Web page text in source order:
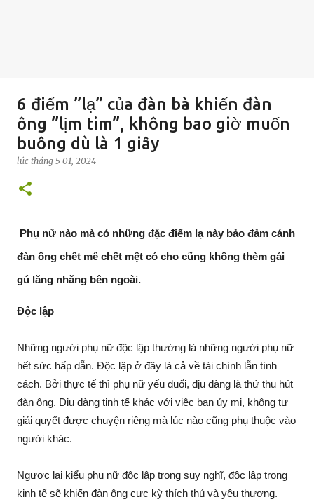
6 điểm ”lạ” của đàn bà khiến đàn
ông ”lịm tim”, không bao giờ muốn
buông dù là 1 giây
lúc tháng 5 01, 2024
Phụ nữ nào mà có những đặc điểm lạ này bảo đảm cánh
đàn ông chết mê chết mệt có cho cũng không thèm gái
gú lăng nhăng bên ngoài.
Độc lập
Những người phụ nữ độc lập thường là những người phụ nữ
hết sức hấp dẫn. Độc lập ở đây là cả về tài chính lẫn tính
cách. Bởi thực tế thì phụ nữ yếu đuối, dịu dàng là thứ thu hút
đàn ông. Dịu dàng tinh tế khác với việc bạn ủy mị, không tự
giải quyết được chuyện riêng mà lúc nào cũng phụ thuộc vào
người khác.
Ngược lại kiểu phụ nữ độc lập trong suy nghĩ, độc lập trong
kinh tế sẽ khiến đàn ông cực kỳ thích thú và yêu thương.